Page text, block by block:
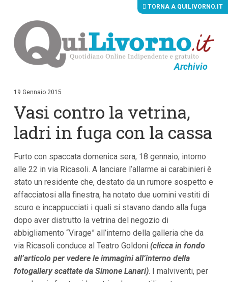
Archivio
i
i
c
t
n
u
i
p
i
n
i
p
l
i
TORNA A QUILIVORNO.IT
19 Gennaio 2015
Vasi contro la vetrina,
ladri in fuga con la cassa
Furto con spaccata domenica sera, 18 gennaio, intorno
alle 22 in via Ricasoli. A lanciare l’allarme ai carabinieri è
stato un residente che, destato da un rumore sospetto e
affacciatosi alla finestra, ha notato due uomini vestiti di
scuro e incappucciati i quali si stavano dando alla fuga
dopo aver distrutto la vetrina del negozio di
abbigliamento “Virage” all’interno della galleria che da
via Ricasoli conduce al Teatro Goldoni (clicca in fondo
all’articolo per vedere le immagini all’interno della
fotogallery scattate da Simone Lanari). I malviventi, per